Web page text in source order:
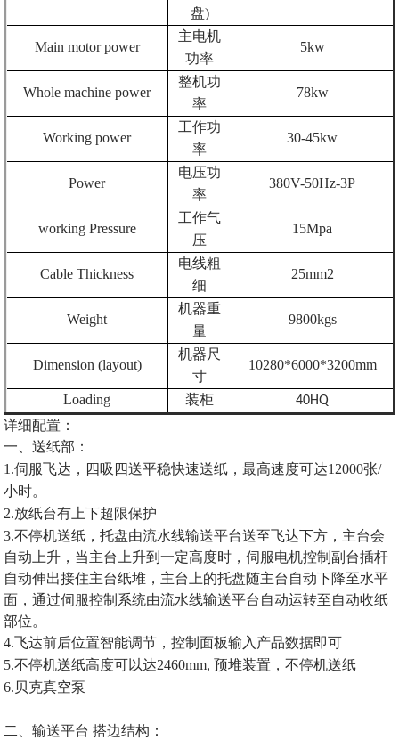
盘)
Main motor power
主电机
功率
5kw
Whole machine power
整机功
率
78kw
Working power
工作功
率
30-45kw
Power
电压功
率
380V-50Hz-3P
working Pressure
工作气
压
15Mpa
Cable Thickness
电线粗
细
25mm2
Weight
机器重
量
9800kgs
Dimension (layout)
机器尺
寸
10280*6000*3200mm
Loading 装柜 40HQ
详细配置：
一、送纸部：
1.伺服飞达，四吸四送平稳快速送纸，最高速度可达12000张/
小时。
2.放纸台有上下超限保护
3.不停机送纸，托盘由流水线输送平台送至飞达下方，主台会
自动上升，当主台上升到一定高度时，伺服电机控制副台插杆
自动伸出接住主台纸堆，主台上的托盘随主台自动下降至水平
面，通过伺服控制系统由流水线输送平台自动运转至自动收纸
部位。
4.飞达前后位置智能调节，控制面板输入产品数据即可
5.不停机送纸高度可以达2460mm, 预堆装置，不停机送纸
6.贝克真空泵
二、输送平台搭边结构 ：